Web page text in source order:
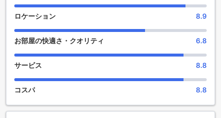
さらに、庭園では自然の美しさを感じながら散策することが
でき、図書館では静かな時間を過ごすことができます。ギフ
きます。
グラハ ビーチ センギギ ホテルでは、充実した娯楽施設を提供
し、滞在中の楽しさを保証します。
グラハ ビーチ センギギ ホテルは、充実したスポーツ施設を提
供しています。屋内プールやフィットネスセンターでは、リ
ラックスしながら健康を保つことができます。屋外プールや
ロケーション 8.9
お部屋の快適さ・クオリティ 6.8
サービス 8.8
コスパ 8.8